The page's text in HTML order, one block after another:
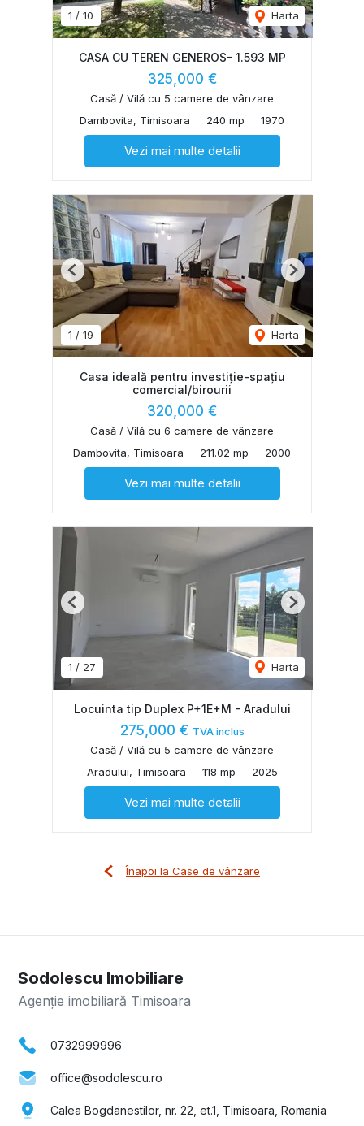
1 / 10 Harta
CASA CU TEREN GENEROS- 1.593 MP
325,000 €
Casă / Vilă cu 5 camere de vânzare
Dambovita, Timisoara
240 mp 1970
Vezi mai multe detalii
1 / 19 Harta
Previous Next
Casa ideală pentru investiție-spațiu
comercial/birourii
320,000 €
Casă / Vilă cu 6 camere de vânzare
Dambovita, Timisoara
211.02 mp 2000
Vezi mai multe detalii
1 / 27 Harta
Previous Next
Locuinta tip Duplex P+1E+M - Aradului
275,000 € TVA inclus
Casă / Vilă cu 5 camere de vânzare
Aradului, Timisoara
118 mp 2025
Vezi mai multe detalii
Înapoi la Case de vânzare
Sodolescu Imobiliare
Agenție imobiliară Timisoara
0732999996
office@sodolescu.ro
Calea Bogdanestilor, nr. 22, et.1, Timisoara, Romania